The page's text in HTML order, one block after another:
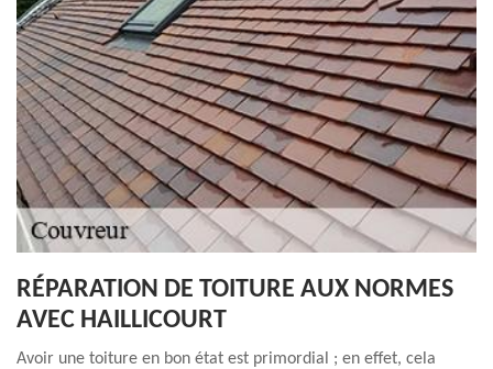
RÉPARATION DE TOITURE AUX NORMES
AVEC HAILLICOURT
Avoir une toiture en bon état est primordial ; en effet, cela